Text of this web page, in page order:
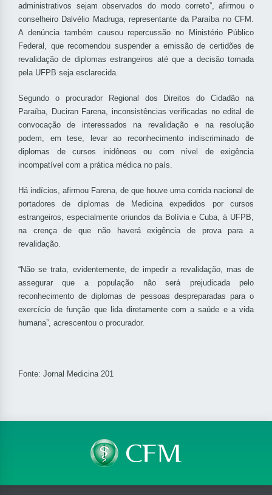
administrativos sejam observados do modo correto”, afirmou o
conselheiro Dalvélio Madruga, representante da Paraíba no CFM.
A denúncia também causou repercussão no Ministério Público
Federal, que recomendou suspender a emissão de certidões de
revalidação de diplomas estrangeiros até que a decisão tomada
pela UFPB seja esclarecida.
Segundo o procurador Regional dos Direitos do Cidadão na
Paraíba, Duciran Farena, inconsistências verificadas no edital de
convocação de interessados na revalidação e na resolução
podem, em tese, levar ao reconhecimento indiscriminado de
diplomas de cursos inidôneos ou com nível de exigência
incompatível com a prática médica no país.
Há indícios, afirmou Farena, de que houve uma corrida nacional de
portadores de diplomas de Medicina expedidos por cursos
estrangeiros, especialmente oriundos da Bolívia e Cuba, à UFPB,
na crença de que não haverá exigência de prova para a
revalidação.
“Não se trata, evidentemente, de impedir a revalidação, mas de
assegurar que a população não será prejudicada pelo
reconhecimento de diplomas de pessoas despreparadas para o
exercício de função que lida diretamente com a saúde e a vida
humana”, acrescentou o procurador.
Fonte: Jornal Medicina 201